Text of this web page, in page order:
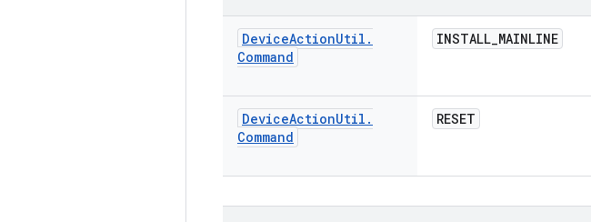
DeviceActionUtil .
Command
INSTALL_MAINLINE
DeviceActionUtil .
Command
RESET